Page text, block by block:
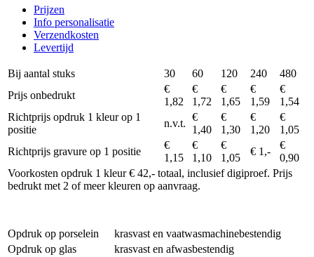
Prijzen
Info personalisatie
Verzendkosten
Levertijd
Bij aantal stuks 30 60 120 240
480
Prijs onbedrukt
€
1,82
€
1,72
€
1,65
€
1,59
€
1,54
Richtprijs opdruk 1 kleur op 1
positie
n.v.t.
€
1,40
€
1,30
€
1,20
€
1,05
Richtprijs gravure op 1 positie
€
1,15
€
1,10
€
1,05
€ 1,-
€
0,90
Voorkosten opdruk 1 kleur € 42,- totaal, inclusief digiproef. Prijs
bedrukt met 2 of meer kleuren op aanvraag.
Opdruk op porselein
krasvast en vaatwasmachinebestendig
Opdruk op glas
krasvast en afwasbestendig